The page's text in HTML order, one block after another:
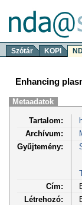
Szótár KOPI
Enhancing
Metaadatok
Tartalom:
Archívum:
Gyűjtemény:
Cím:
Létrehozó: